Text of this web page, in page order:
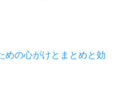
めの心がけとまとめと効